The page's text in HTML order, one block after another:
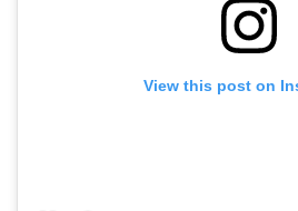
View this post on